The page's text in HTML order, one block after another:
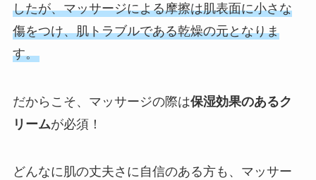
したが、マッサージによる摩擦は肌表面に小さな
傷をつけ、肌トラブルである乾燥の元となりま
す。
だからこそ、マッサージの際は保湿効果のあるク
リームが必須！
どんなに肌の丈夫さに自信のある方も、マッサー